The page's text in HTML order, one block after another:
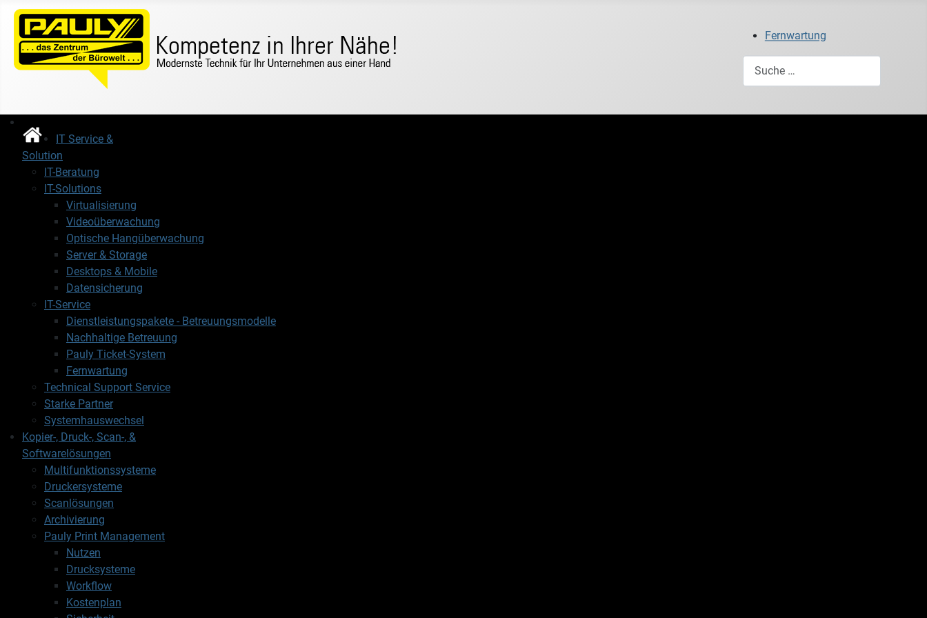
Fernwartung
IT Service &
Solution
IT-Beratung
IT-Solutions
Virtualisierung
Videoüberwachung
Optische Hangüberwachung
Server & Storage
Desktops & Mobile
Datensicherung
IT-Service
Dienstleistungspakete - Betreuungsmodelle
Nachhaltige Betreuung
Pauly Ticket-System
Fernwartung
Technical Support Service
Starke Partner
Systemhauswechsel
Kopier-, Druck-, Scan-, &
Softwarelösungen
Multifunktionssysteme
Druckersysteme
Scanlösungen
Archivierung
Pauly Print Management
Nutzen
Drucksysteme
Workflow
Kostenplan